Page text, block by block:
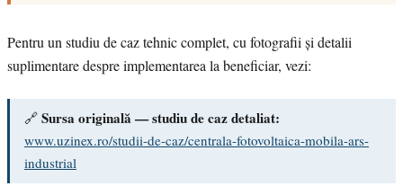
Pentru un studiu de caz tehnic complet, cu fotografii și detalii
suplimentare despre implementarea la beneficiar, vezi:
🔗 Sursa originală — studiu de caz detaliat:
www.uzinex.ro/studii-de-caz/centrala-fotovoltaica-mobila-ars-
industrial